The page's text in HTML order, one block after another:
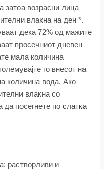
затоа возрасни лица
влакна на ден *.
дека 72% од мажите
просечниот дневен
мала количина
го внесот на
количина вода. Ако
влакна со
да посегнете послатка
растворливи и